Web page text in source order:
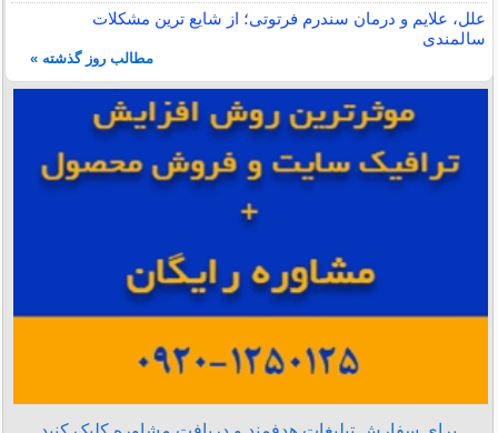
علل، علایم و درمان سندرم فرتوتی؛ از شایع ترین مشکلات
سالمندی
مطالب روز گذشته »